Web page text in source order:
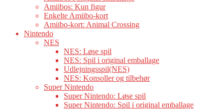
Amiibos: Kun figur
Enkelte Amiibo-kort
Amiibo-kort: Animal Crossing
Nintendo
NES
NES: Løse spil
NES: Spil i original emballage
Udlejningsspil(NES)
NES: Konsoller og tilbehør
Super Nintendo
Super Nintendo: Løse spil
Super Nintendo: Spil i original emballage